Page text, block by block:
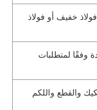
خفيف أو فولاذ
وفقًا لمتطلبات
والقطع واللكم